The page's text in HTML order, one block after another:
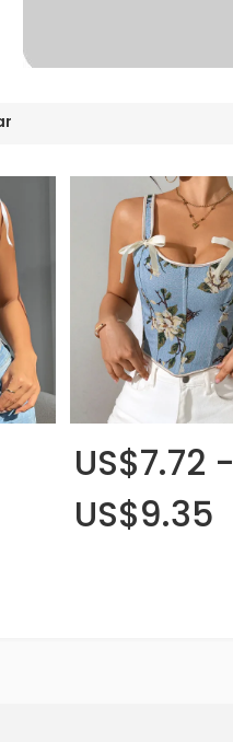
US$7.72 -
US$9.35